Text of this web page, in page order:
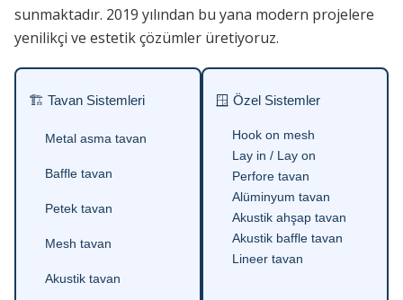
sunmaktadır. 2019 yılından bu yana modern projelere
yenilikçi ve estetik çözümler üretiyoruz.
🏗 Tavan Sistemleri
Metal asma tavan
Baffle tavan
Petek tavan
Mesh tavan
Akustik tavan
🪟 Özel Sistemler
Hook on mesh
Lay in / Lay on
Perfore tavan
Alüminyum tavan
Akustik ahşap tavan
Akustik baffle tavan
Lineer tavan